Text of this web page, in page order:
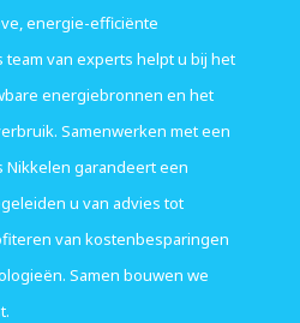
energie-efficiënte
van experts helpt u bij het
energiebronnen en het
Samenwerken met een
garandeert een
u van advies tot
van kostenbesparingen
Samen bouwen we